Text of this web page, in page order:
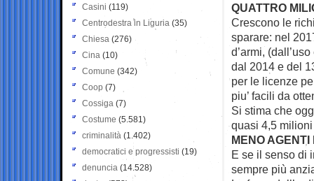
QUATTRO
Crescono le
sparare: nel
d’armi,
dal 2014 e del
per le licenze
piu’ facili da
Si stima che
quasi 4,5
MENO AGENTI
E se il senso di
sempre più
Casini (119)
Centrodestra in Liguria (35)
Chiesa (276)
Cina (10)
Comune (342)
Coop (7)
Cossiga (7)
Costume (5.581)
criminalità (1.402)
democratici e progressisti (19)
denuncia (14.528)